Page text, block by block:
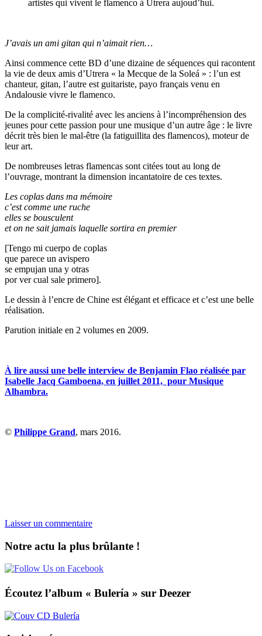
artistes qui vivent le flamenco à Utrera aujoud’hui.
J’avais un ami gitan qui n’aimait rien…
Ainsi commence cette BD d’une dizaine de séquences qui racontent
la vie de deux amis d’Utrera « la Mecque de la Soleá » : l’un est
chanteur, gitan, l’autre est guitariste, payo français venu en
Andalousie vivre le flamenco.
De la complicité-rivalité avec les anciens à l’incompréhension des
jeunes pour cette passion pour une musique d’un autre âge : le livre
décrit très bien le mal-être (la fatiguillita des flamencos), moteur de
leur art.
De nombreuses letras flamencas sont citées tout au long de
l’ouvrage, montrant la dimension incantatoire de ces textes.
Les coplas dans ma mémoire
c’est comme une ruche
elles se bousculent
et on ne sait jamais laquelle sortira en premier
[Tengo mi cuerpo de coplas
que parece un avispero
se empujan una y otras
por ver cual sale primero].
Le dessin à l’encre de Chine est élégant et efficace et c’est une belle
réalisation.
Parution initiale en 2 volumes en 2009.
À lire aussi une belle interview de Benjamin Flao réalisée par
Isabelle Jacq Gamboena, en juillet 2011, pour Musique
Alhambra.
© Philippe Grand, mars 2016.
Laisser un commentaire
Notre actu la plus brûlante !
Écoutez l’album « Bulería » sur Deezer